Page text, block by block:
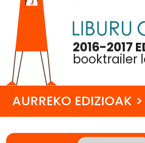
2016-2017
booktrailer
AURREKO EDIZIOAK